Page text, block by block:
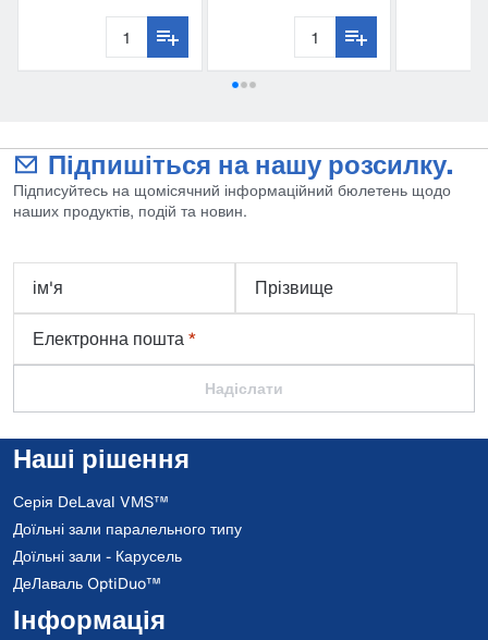
Підпишіться на нашу розсилку.
Підписуйтесь на щомісячний інформаційний бюлетень щодо
наших продуктів, подій та новин.
ім'я
Прізвище
Електронна пошта*
Надіслати
Наші рішення
Серія DeLaval VMS™
Доїльні зали паралельного типу
Доїльні зали - Карусель
ДеЛаваль OptiDuo™
Інформація